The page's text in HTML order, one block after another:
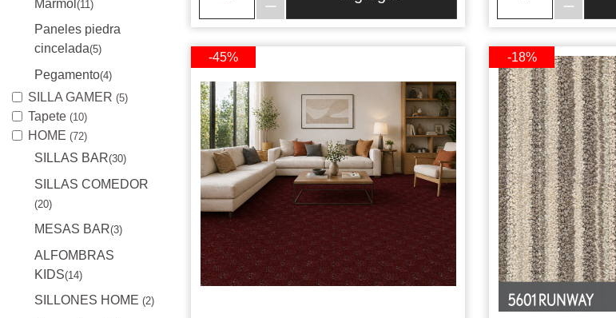
Marmol (11)
Paneles piedra
cincelada(5)
Pegamento(4)
SILLA GAMER (5)
Tapete (10)
HOME (72)
SILLAS BAR(30)
SILLAS COMEDOR
(20)
MESAS BAR(3)
ALFOMBRAS
KIDS(14)
SILLONES HOME (2)
-45% -18%